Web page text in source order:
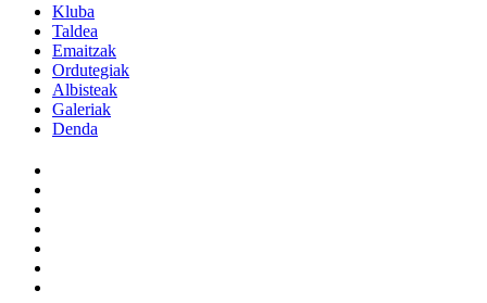
Kluba
Taldea
Emaitzak
Ordutegiak
Albisteak
Galeriak
Denda